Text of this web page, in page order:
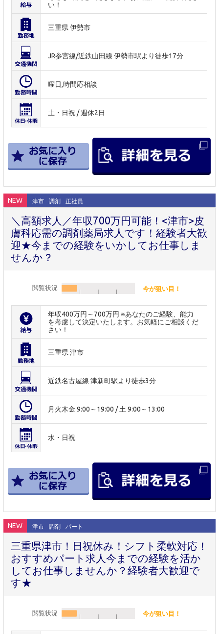
い！
三重県 伊勢市
JR参宮線/近鉄山田線 伊勢市駅より徒歩17分
曜日,時間応相談
土・日祝 / 週休2日
NEW 津市 調剤 正社員
＼高額求人／年収700万円可能！<津市>皮
膚科応需の調剤薬局求人です！経験者大歓
迎★今までの経験をいかしてお仕事しま
せんか？
閲覧状況 今が狙い目！
年収400万円～700万円 ※あなたのご経験、能力
を考慮して決定いたします。お気軽にご相談くだ
さい！
三重県 津市
近鉄名古屋線 津新町駅より徒歩3分
月火木金 9:00～19:00 / 土 9:00～13:00
水・日祝
NEW 津市 調剤 パート
三重県津市！日祝休み！シフト柔軟対応！
おすすめパート求人今までの経験を活か
してお仕事しませんか？経験者大歓迎で
す★
閲覧状況 今が狙い目！